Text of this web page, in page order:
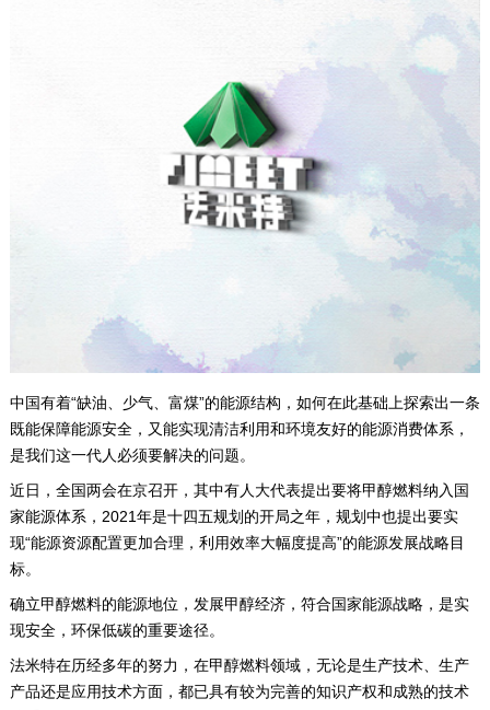
中国有着“缺油、少气、富煤”的能源结构，如何在此基础上探索出一条
既能保障能源安全，又能实现清洁利用和环境友好的能源消费体系，
是我们这一代人必须要解决的问题。
近日，全国两会在京召开，其中有人大代表提出要将甲醇燃料纳入国
家能源体系，2021年是十四五规划的开局之年，规划中也提出要实
现“能源资源配置更加合理，利用效率大幅度提高”的能源发展战略目
标。
确立甲醇燃料的能源地位，发展甲醇经济，符合国家能源战略，是实
现安全，环保低碳的重要途径。
法米特在历经多年的努力，在甲醇燃料领域，无论是生产技术、生产
产品还是应用技术方面，都已具有较为完善的知识产权和成熟的技术